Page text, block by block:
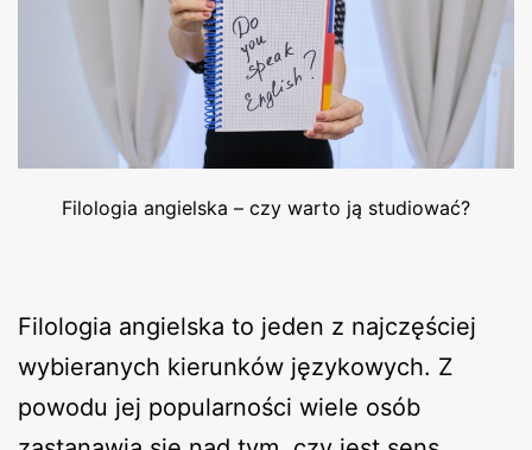
Filologia angielska – czy warto ją studiować?
Filologia angielska to jeden z najczęściej
wybieranych kierunków językowych. Z
powodu jej popularności wiele osób